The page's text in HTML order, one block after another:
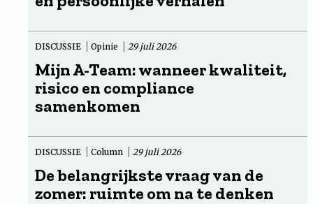
DISCUSSIE Opinie 29 juli 2026
Mijn A-Team: wanneer kwaliteit,
risico en compliance
samenkomen
DISCUSSIE Column 29 juli 2026
De belangrijkste vraag van de
zomer: ruimte om na te denken